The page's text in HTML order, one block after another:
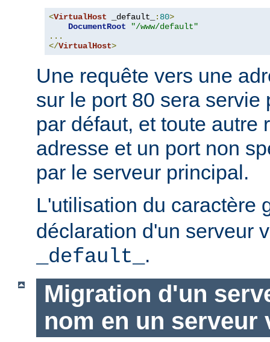
<VirtualHost _default_ : 80>
DocumentRoot
"/www/default"
...
</VirtualHost>
Une requête vers une
sur le port 80 sera servie
par défaut, et toute autre
adresse et un port non
par le serveur principal.
L'utilisation du caractère
déclaration d'un serveur
_default_ .
Migration d'un
nom en un serveur